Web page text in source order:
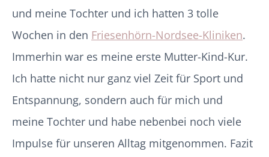
und meine Tochter und ich hatten 3 tolle
Wochen in den Friesenhörn-Nordsee-Kliniken.
Immerhin war es meine erste Mutter-Kind-Kur.
Ich hatte nicht nur ganz viel Zeit für Sport und
Entspannung, sondern auch für mich und
meine Tochter und habe nebenbei noch viele
Impulse für unseren Alltag mitgenommen. Fazit